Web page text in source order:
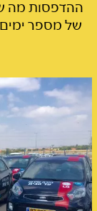
ההדפסות מה
של מספר